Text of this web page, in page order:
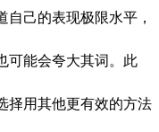
己的表现极限水平，
可能会夸大其词。此
择用其他更有效的方法